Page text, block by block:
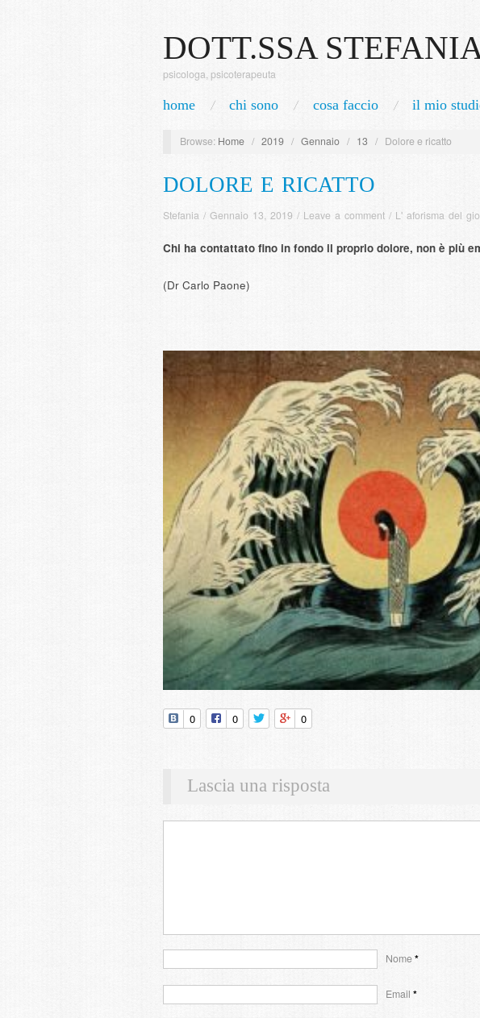
DOTT.SSA
psicologa, psicoterapeuta
home chi sono cosa faccio il mio
Browse: Home / 2019 / Gennaio / 13 / Dolore e ricatto
DOLORE E RICATTO
Stefania / Gennaio 13, 2019 / Leave a comment / L' aforisma del
Chi ha contattato fino in fondo il proprio dolore, non è più
(Dr Carlo Paone)
0 0 0
Lascia una risposta
Nome*
Email *